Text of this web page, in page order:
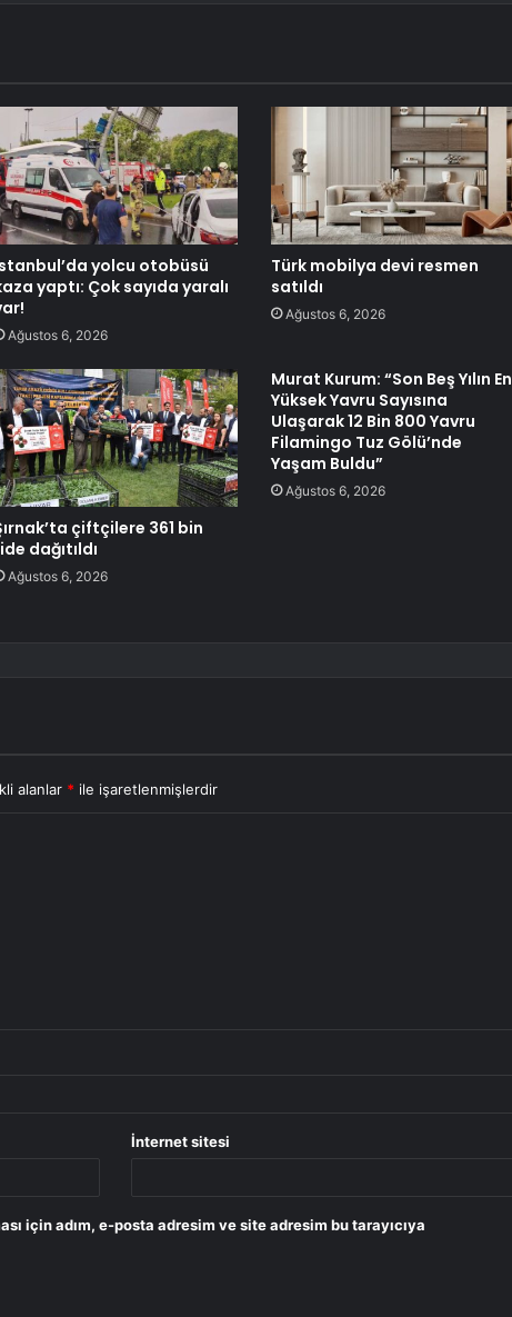
yolcu otobüsü
yaptı: Çok sayıda yaralı
Ağustos 6, 2026
Türk mobilya devi resmen
satıldı
Ağustos 6, 2026
çiftçilere 361 bin
dağıtıldı
Ağustos 6, 2026
Murat Kurum: “Son Beş Yılın En
Yüksek Yavru Sayısına
Ulaşarak 12 Bin 800 Yavru
Filamingo Tuz Gölü’nde
Yaşam Buldu”
Ağustos 6, 2026
alanlar * ile işaretlenmişlerdir
İnternet sitesi
için adım, e-posta adresim ve site adresim bu tarayıcıya